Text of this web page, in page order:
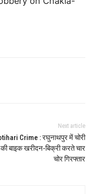
Next article
Crime : रघुनाथपुर में चोरी
की बाइक खरीदन-बिक्री करते चार
चोर गिरफ्तार